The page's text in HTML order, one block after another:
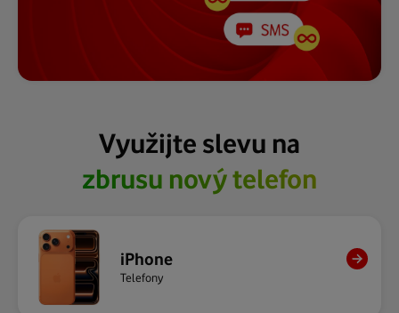
Využijte slevu na
zbrusu nový telefon
iPhone
Telefony